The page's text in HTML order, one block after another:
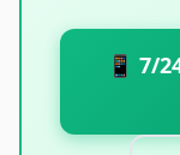
📱 7/